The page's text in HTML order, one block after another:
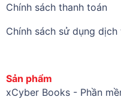
Chính sách thanh toán
Chính sách sử dụng dịch
Sản phẩm
xCyber Books - Phần